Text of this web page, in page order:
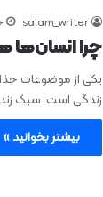
salam_writer
چرا انسان‌ها
یکی از موضوعات
زندگی است. سبک
بیشتر بخوانید »